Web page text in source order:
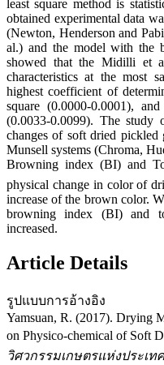
least square method is
obtained experimental data
(Newton, Henderson and
al.) and the model with the
showed that the Midilli et
characteristics at the most
highest coefficient of
square (0.0000-0.0001),
(0.0033-0.0099). The study
changes of soft dried
Munsell systems (Chroma,
Browning index (BI) and
physical change in color of
increase of the brown color.
browning index (BI) and
increased.
Article Details
รูปแบบการอ้างอิง
Yamsuan, R. (2017). Drying
on Physico-chemical of Soft
วิศวกรรมเกษตรแห่งประเท